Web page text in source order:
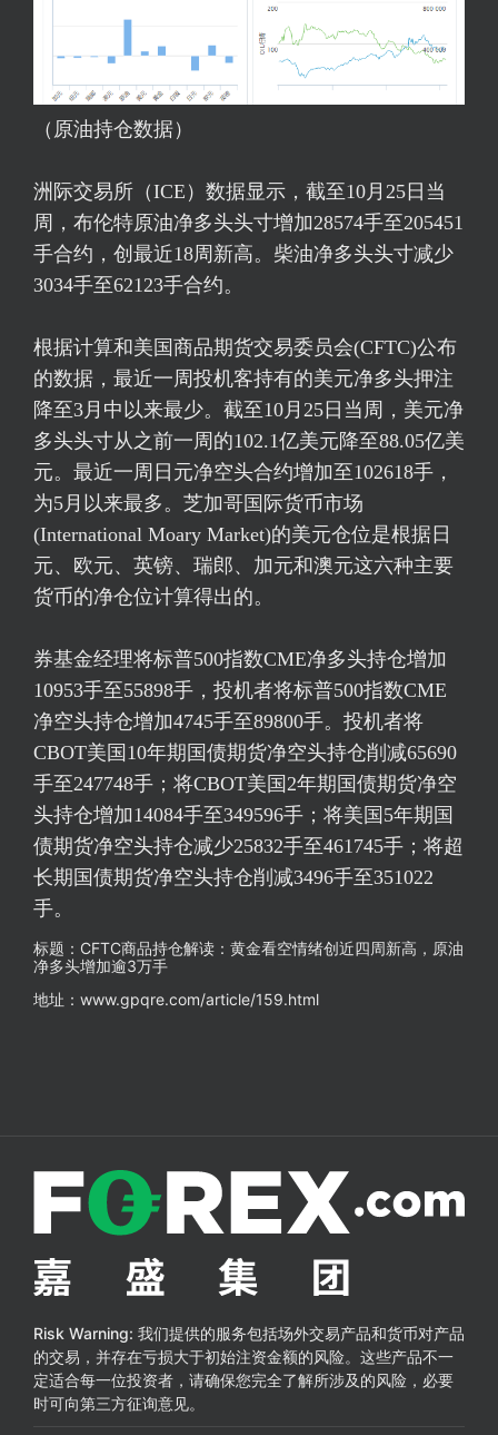
（原油持仓数据）
洲际交易所（ICE）数据显示，截至10月25日当
周， 布伦特原油净多头头寸增加28574手至205451
手合约，创最近18周新高。柴油净多头头寸减少
3034手至62123手合约。
根据计算和美国商品期货交易委员会(CFTC)公布
的数据，最近一周投机客持有的美元净多头押注
降至3月中以来最少。截至10月25日当周，美元净
多头头寸从之前一周的102.1亿美元降至88.05亿美
元。最近一周日元净空头合约增加至102618手，
为5月以来最多。芝加哥国际货币市场
(International Moary Market)的美元仓位是根据日
元、欧元、英镑、瑞郎、加元和澳元这六种主要
货币的净仓位计算得出的。
券基金经理将标普500指数CME净多头持仓增加
10953手至55898手，投机者将标普500指数CME
净空头持仓增加4745手至89800手。投机者将
CBOT美国10年期国债期货净空头持仓削减65690
手至247748手；将CBOT美国2年期国债期货净空
头持仓增加14084手至349596手；将美国5年期国
债期货净空头持仓减少25832手至461745手；将超
长期国债期货净空头持仓削减3496手至351022
手。
标题：CFTC商品持仓解读：黄金看空情绪创近四周新高，原油
净多头增加逾3万手
地址：www.gpqre.com/article/159.html
Risk Warning: 我们提供的服务包括场外交易产品和货币对产品
的交易，并存在亏损大于初始注资金额的风险。这些产品不一
定适合每一位投资者，请确保您完全了解所涉及的风险，必要
时可向第三方征询意见。